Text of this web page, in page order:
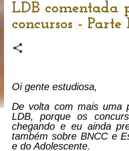
LDB comentada
concursos -
Oi gente estudiosa,
De volta com mais uma
LDB, porque os
chegando e eu ainda
também sobre BNCC e
e do Adolescente.